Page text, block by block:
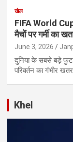
खेल
FIFA World
मैचों पर गर्मी का
June 3, 2026
दुनिया के सबसे बड़े
परिवर्तन का गंभीर
Khel